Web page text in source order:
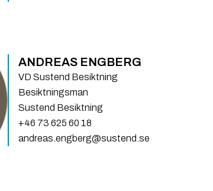
ANDREAS ENGBERG
VD Sustend Besiktning
Besiktningsman
Sustend Besiktning
+46 73 625 60 18
andreas.engberg@sustend.se